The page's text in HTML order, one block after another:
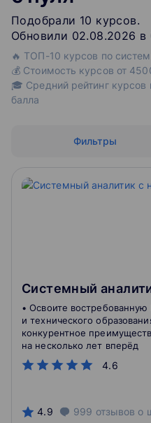
Подобрали 10 курсов.
Обновили 02.08.2026 в
🔥 ТОП-10 курсов по
💰 Стоимость курсов от
🎓 Средний рейтинг курсов
балла
Фильтры
Системный
4.6
• Освоите
и технического
конкурентное
на несколько лет вперёд
4.9 999 отзывов о